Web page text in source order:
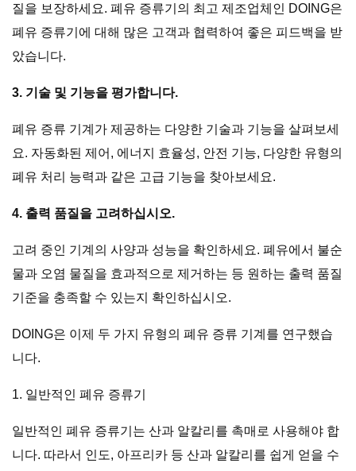
질을 보장하세요. 폐유 증류기의 최고 제조업체인 DOING은
폐유 증류기에 대해 많은 고객과 협력하여 좋은 피드백을 받
았습니다.
3. 기술 및 기능을 평가합니다.
폐유 증류 기계가 제공하는 다양한 기술과 기능을 살펴보세
요. 자동화된 제어, 에너지 효율성, 안전 기능, 다양한 유형의
폐유 처리 능력과 같은 고급 기능을 찾아보세요.
4. 출력 품질을 고려하십시오.
고려 중인 기계의 사양과 성능을 확인하세요. 폐유에서 불순
물과 오염 물질을 효과적으로 제거하는 등 원하는 출력 품질
기준을 충족할 수 있는지 확인하십시오.
DOING은 이제 두 가지 유형의 폐유 증류 기계를 연구했습
니다.
1. 일반적인 폐유 증류기
일반적인 폐유 증류기는 산과 알칼리를 촉매로 사용해야 합
니다. 따라서 인도, 아프리카 등 산과 알칼리를 쉽게 얻을 수